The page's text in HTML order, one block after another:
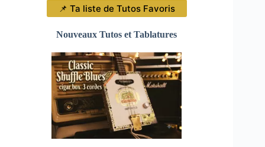
📌 Ta liste de Tutos Favoris
Nouveaux Tutos et Tablatures